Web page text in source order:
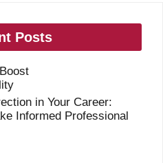
Posts
in Your Career:
Informed Professional